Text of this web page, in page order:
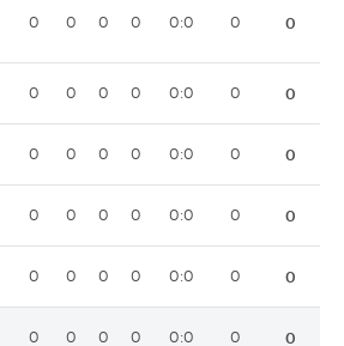
0 0 0 0 0:0 0 0
0 0 0 0 0:0 0 0
0 0 0 0 0:0 0 0
0 0 0 0 0:0 0 0
0 0 0 0 0:0 0 0
0 0 0 0 0:0 0 0